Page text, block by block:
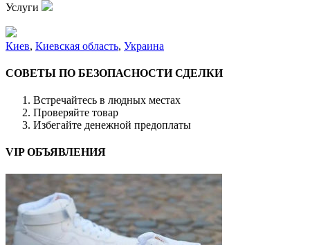
Услуги
Киев, Киевская область, Украина
СОВЕТЫ ПО БЕЗОПАСНОСТИ СДЕЛКИ
Встречайтесь в людных местах
Проверяйте товар
Избегайте денежной предоплаты
VIP ОБЪЯВЛЕНИЯ